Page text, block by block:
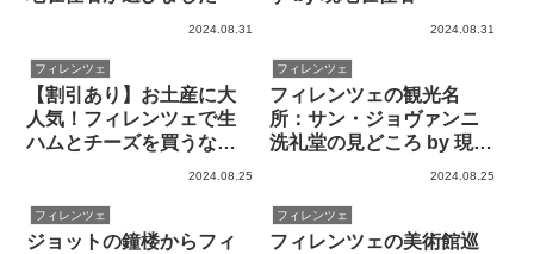
2024.08.31 2024.08.31
フィレンツェ
【割引あり】お土産に大
人気！フィレンツェで生
ハムとチーズを買うなら
2024.08.25
フィレンツェ
フィレンツェの観光名
所：サン・ジョヴァンニ
洗礼堂の見どころ by 現地
2024.08.25
フィレンツェ
ジョットの鐘楼からフィ
フィレンツェ
フィレンツェの美術館巡